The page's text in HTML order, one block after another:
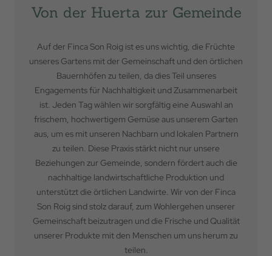
Von der Huerta zur Gemeinde
Auf der Finca Son Roig ist es uns wichtig, die Früchte
unseres Gartens mit der Gemeinschaft und den örtlichen
Bauernhöfen zu teilen, da dies Teil unseres
Engagements für Nachhaltigkeit und Zusammenarbeit
ist. Jeden Tag wählen wir sorgfältig eine Auswahl an
frischem, hochwertigem Gemüse aus unserem Garten
aus, um es mit unseren Nachbarn und lokalen Partnern
zu teilen. Diese Praxis stärkt nicht nur unsere
Beziehungen zur Gemeinde, sondern fördert auch die
nachhaltige landwirtschaftliche Produktion und
unterstützt die örtlichen Landwirte. Wir von der Finca
Son Roig sind stolz darauf, zum Wohlergehen unserer
Gemeinschaft beizutragen und die Frische und Qualität
unserer Produkte mit den Menschen um uns herum zu
teilen.